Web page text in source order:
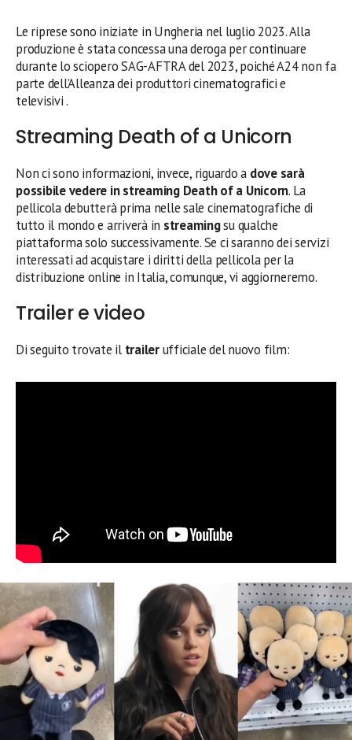
Le riprese sono iniziate in Ungheria nel luglio 2023. Alla
produzione è stata concessa una deroga per continuare
durante lo sciopero SAG-AFTRA del 2023, poiché A24 non fa
parte dell’Alleanza dei produttori cinematografici e
televisivi .
Streaming Death of a Unicorn
Non ci sono informazioni, invece, riguardo a dove sarà
possibile vedere in streaming Death of a Unicorn. La
pellicola debutterà prima nelle sale cinematografiche di
tutto il mondo e arriverà in streamingsu qualche
piattaforma solo successivamente. Se ci saranno dei servizi
interessati ad acquistare i diritti della pellicola per la
distribuzione online in Italia, comunque, vi aggiorneremo.
Trailer e video
Di seguito trovate il trailerufficiale del nuovo film: